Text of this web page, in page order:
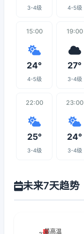
3-4级 4-5级
15:00
24°
4-5级
19:00
27°
3-4级
22:00
25°
3-4级
23:00
24°
3-4级
未来7天趋势